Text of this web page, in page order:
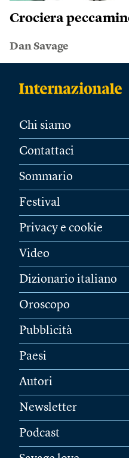
Crociera
Dan Savage
Chi siamo
Contattaci
Sommario
Festival
Privacy e cookie
Video
Dizionario italiano
Oroscopo
Pubblicità
Paesi
Autori
Newsletter
Podcast